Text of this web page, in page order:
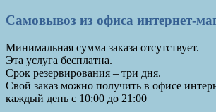
Самовывоз из офиса интернет-
Минимальная сумма заказа отсутствует.
Эта услуга бесплатна.
Срок резервирования – три дня.
Cвой заказ можно получить в офисе
каждый день с 10:00 до 21:00